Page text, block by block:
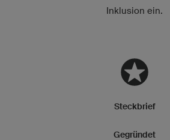
Inklusion ein.
Steckbrief
Gegründet